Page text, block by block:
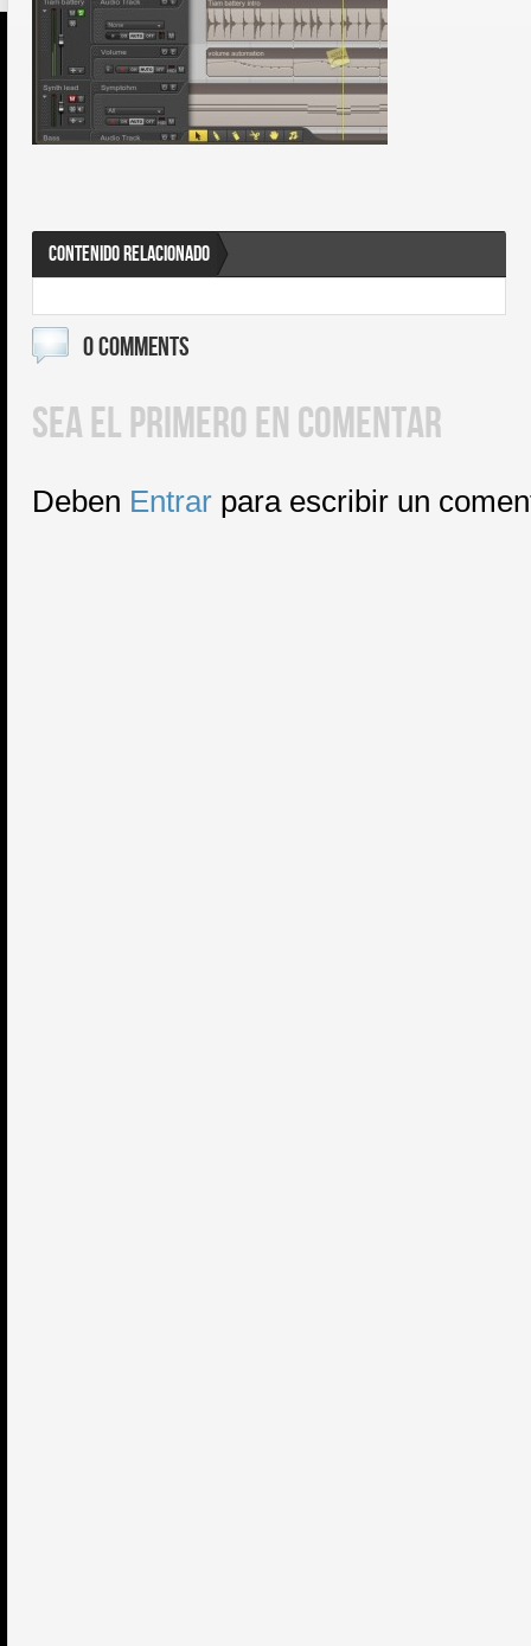
CONTENIDO RELACIONADO
0 COMMENTS
SEA EL PRIMERO EN COMENTAR
Deben Entrar para escribir un